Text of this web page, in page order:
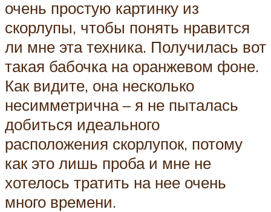
очень простую картинку из
скорлупы, чтобы понять нравится
ли мне эта техника. Получилась вот
такая бабочка на оранжевом фоне.
Как видите, она несколько
несимметрична – я не пыталась
добиться идеального
расположения скорлупок, потому
как это лишь проба и мне не
хотелось тратить на нее очень
много времени.